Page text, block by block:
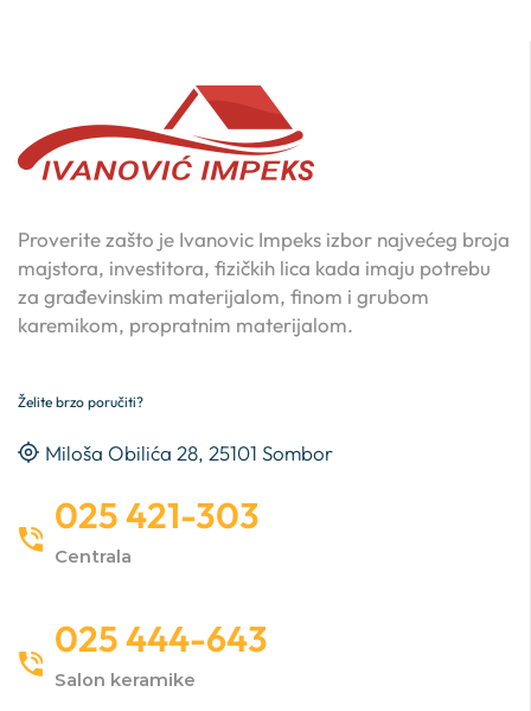
Proverite zašto je Ivanovic Impeks izbor najvećeg broja
majstora, investitora, fizičkih lica kada imaju potrebu
za građevinskim materijalom, finom i grubom
karemikom, propratnim materijalom.
Želite brzo poručiti?
Miloša Obilića 28, 25101 Sombor
025 421-303
Centrala
025 444-643
Salon keramike